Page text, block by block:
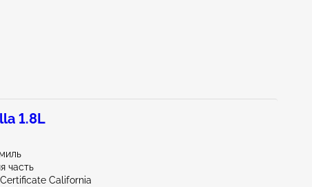
1.8L
часть
California